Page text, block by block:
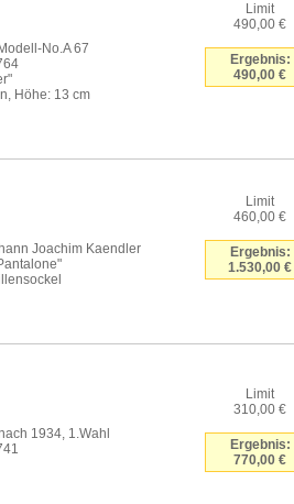
No.A 67
Höhe: 13 cm
Limit
490,00 €
Ergebnis:
490,00 €
Joachim Kaendler
Limit
460,00 €
Ergebnis:
1.530,00 €
1934, 1.Wahl
Limit
310,00 €
Ergebnis:
770,00 €